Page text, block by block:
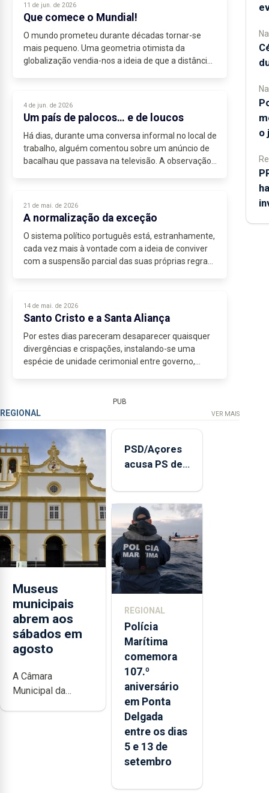
11 de jun. de 2026
Que comece o Mundial!
O mundo prometeu durante décadas tornar-se
mais pequeno. Uma geometria otimista da
globalização vendia-nos a ideia de que a distância
4 de jun. de 2026
Um país de palocos… e de loucos
Há dias, durante uma conversa informal no local de
trabalho, alguém comentou sobre um anúncio de
bacalhau que passava na televisão. A observação
21 de mai. de 2026
A normalização da exceção
O sistema político português está, estranhamente,
cada vez mais à vontade com a ideia de conviver
com a suspensão parcial das suas próprias regras.
14 de mai. de 2026
Santo Cristo e a Santa Aliança
Por estes dias pareceram desaparecer quaisquer
divergências e crispações, instalando-se uma
espécie de unidade cerimonial entre governo,
PUB
REGIONAL VER MAIS
Museus
municipais
abrem aos
sábados em
agosto
A Câmara
Municipal da
PSD/Açores
acusa PS de
contraditória"
sobre
evolução
turística
REGIONAL
Polícia
Marítima
comemora
107.º
aniversário
em Ponta
Delgada
entre os dias
5 e 13 de
setembro
o